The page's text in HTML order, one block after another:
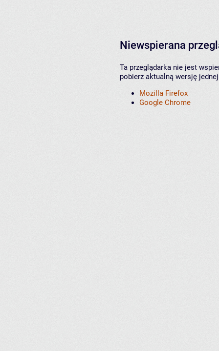
Niewspierana
Ta przeglądarka nie jest
pobierz aktualną wersję
Mozilla Firefox
Google Chrome